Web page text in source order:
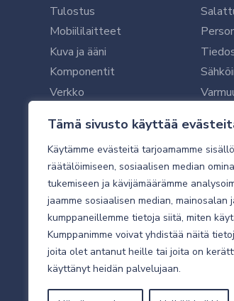
Tämä sivusto käyttää
Käytämme evästeitä tarjoamamme
räätälöimiseen, sosiaalisen median
tukemiseen ja kävijämäärämme
jaamme sosiaalisen median, mainosalan
kumppaneillemme tietoja siitä, miten
Kumppanimme voivat yhdistää näitä
joita olet antanut heille tai joita on
käyttänyt heidän palvelujaan.
Tulostus
Mobiililaitteet
Kuva ja ääni
Komponentit
Verkko
Oheislaitteet